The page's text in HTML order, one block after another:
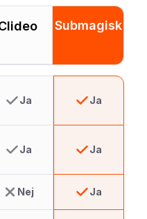
Submagisk
Ja Ja
Ja Ja
Nej Ja